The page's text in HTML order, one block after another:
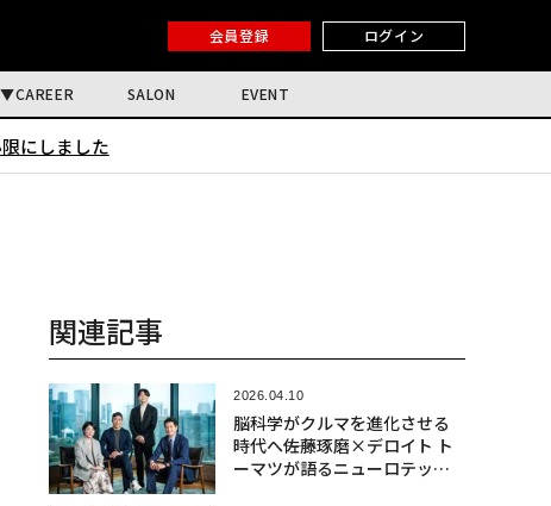
会員登録 ログイン
CAREER SALON EVENT
にしました
関連記事
2026.04.10
脳科学がクルマを進化させる
時代へ――佐藤琢磨×デロイト ト
ーマツが語るニューロテック